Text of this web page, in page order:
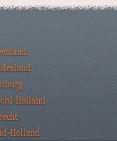
Holland
Holland